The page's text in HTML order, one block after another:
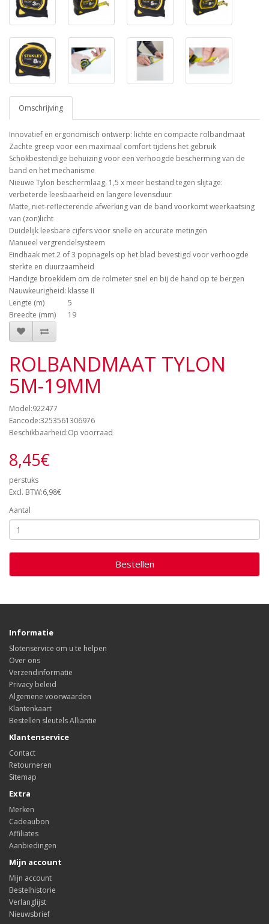
Omschrijving
Innovatief en ergonomisch ontwerp: lichte en compacte rolbandmaat
Zachte greep voor een maximaal comfort tijdens het gebruik
Schokbestendige behuizing voor een verhoogde bescherming van de
band en het mechanisme
Nieuwe Tylon beschermlaag, 1,5 x meer bestand tegen slijtage:
verbeterde leesbaarheid en langere levensduur
Matte, niet-reflecterende afwerking van de band voorkomt weerkaatsing
van (zon)licht
Duidelijk leesbare cijfers voor snelle en accurate metingen
Manueel vergrendelsysteem
Eindhaak met 2 of 3 popnagels op het blad bevestigd voor verhoogde
sterkte en duurzaamheid
Handige broekklem om de rolmeter snel en bij de hand op te bergen
Nauwkeurigheid: klasse II
Lengte (m)
5
Breedte (mm)
19
ROLBANDMAAT TYLON
5M-19MM
Model:922477
Eancode:3253561306976
Beschikbaarheid:Op voorraad
8,45€
perstuks
Excl. BTW:6,98€
Aantal
Bestellen
Informatie
Slotenservice om u te helpen
Over ons
Verzendinformatie
Privacy beleid
Algemene voorwaarden
Klantenkaart
Bestellen sleutels Alliantie
Klantenservice
Contact
Retourneren
Sitemap
Extra
Merken
Cadeaubon
Affiliates
Aanbiedingen
Mijn account
Mijn account
Bestelhistorie
Verlanglijst
Nieuwsbrief